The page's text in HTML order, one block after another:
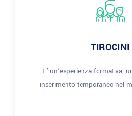
TIROCINI
E’ un’esperienza formativa,
inserimento temporaneo nel